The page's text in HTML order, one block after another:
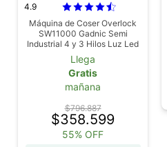
4.9
Máquina de Coser Overlock
SW11000 Gadnic Semi
Industrial 4 y 3 Hilos Luz Led
Pedal 1000 Ppm
Llega
Gratis
mañana
$796.887
$358.599
55% OFF